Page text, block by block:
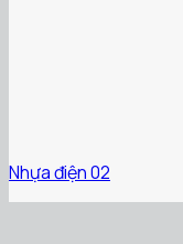
Nhựa điện 02